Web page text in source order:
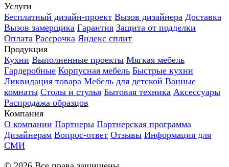
Услуги
Бесплатный дизайн-проект Вызов дизайнера Доставка
Вызов замерщика Гарантия Защита от подделки
Оплата Рассрочка Яндекс сплит
Продукция
Кухни Выполненные проекты Мягкая мебель
Гардеробные Корпусная мебель Быстрые кухни
Ликвидация товара Мебель для детской Ванные
комнаты Столы и стулья Бытовая техника Аксессуары
Распродажа образцов
Компания
О компании Партнеры Партнерская программа
Дизайнерам Вопрос-ответ Отзывы Информация для
СМИ